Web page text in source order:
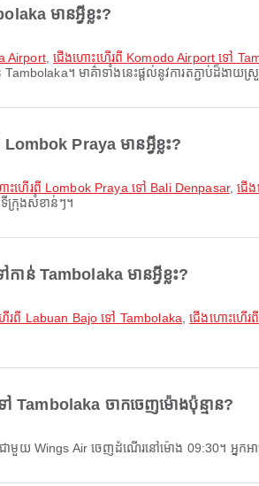
មានអ្វីខ្លះ?
Airport,ជើងហោះហើរពី Komodo Airport ទៅ
។ មាគ៌ាទាំងនេះផ្តល់នូវការតភ្ជាប់ដ៏ងាយស្រួ
Praya មានអ្វីខ្លះ?
ះហើរពី Lombok Praya ទៅ Bali Denpasar,ជើ
ទីក្រុងសំខាន់ៗ។
ាន់ Tambolaka មានអ្វីខ្លះ?
រពី Labuan Bajo ទៅ Tambolaka ,ជើងហោះហើរ
Tambolaka ចាកចេញម៉ោងប៉ុន្មាន?
មួយ Wings Air ចេញដំណើរនៅម៉ោង 09:30។ អ្នក